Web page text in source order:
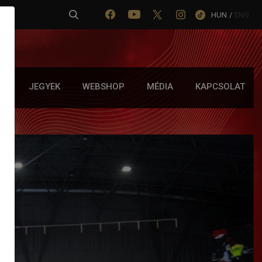
HUN / ENG
JEGYEK WEBSHOP MÉDIA KAPCSOLAT